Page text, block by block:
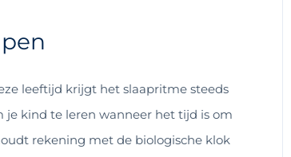
leeftijd krijgt het slaapritme steeds
kind te leren wanneer het tijd is om
rekening met de biologische klok